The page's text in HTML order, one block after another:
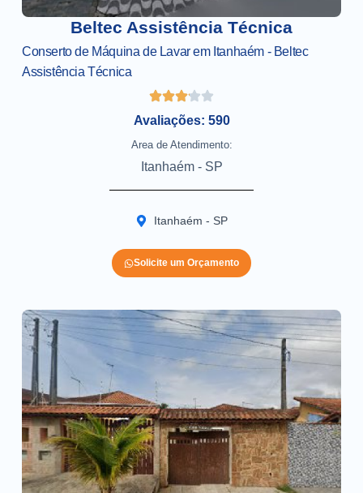
Beltec Assistência Técnica
Conserto de Máquina de Lavar em Itanhaém - Beltec
Assistência Técnica
Avaliações: 590
Area de Atendimento:
Itanhaém - SP
Itanhaém - SP
Solicite um Orçamento